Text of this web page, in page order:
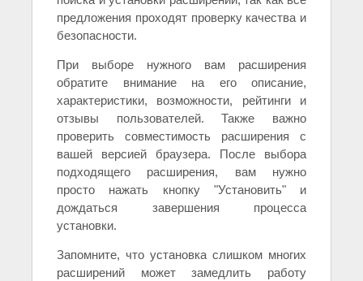
предложения проходят проверку качества и
безопасности.
При выборе нужного вам расширения
обратите внимание на его описание,
характеристики, возможности, рейтинги и
отзывы пользователей. Также важно
проверить совместимость расширения с
вашей версией браузера. После выбора
подходящего расширения, вам нужно
просто нажать кнопку "Установить" и
дождаться завершения процесса
установки.
Запомните, что установка слишком многих
расширений может замедлить работу